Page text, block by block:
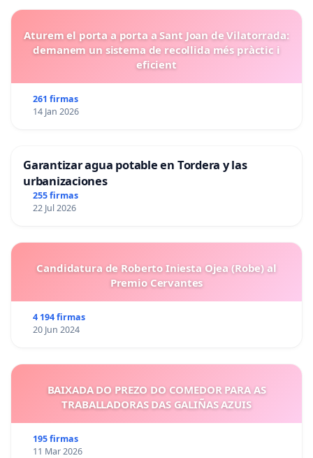
Aturem el porta a porta a Sant Joan de Vilatorrada:
demanem un sistema de recollida més pràctic i
eficient
261 firmas
14 Jan 2026
Garantizar agua potable en Tordera y las
urbanizaciones
255 firmas
22 Jul 2026
Candidatura de Roberto Iniesta Ojea (Robe) al
Premio Cervantes
4 194 firmas
20 Jun 2024
BAIXADA DO PREZO DO COMEDOR PARA AS
TRABALLADORAS DAS GALIÑAS AZUIS
195 firmas
11 Mar 2026